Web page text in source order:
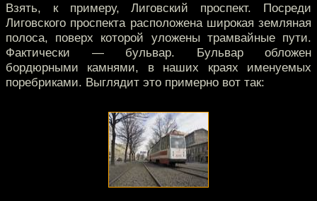
Взять, к примеру, Лиговский проспект. Посреди
Лиговского проспекта расположена широкая земляная
полоса, поверх которой уложены трамвайные пути.
Фактически — бульвар. Бульвар обложен
бордюрными камнями, в наших краях именуемых
поребриками. Выглядит это примерно вот так: